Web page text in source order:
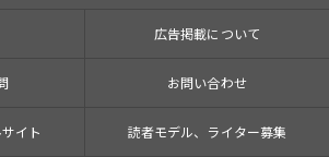
広告掲載について
お問い合わせ
イト 読者モデル、ライター募集